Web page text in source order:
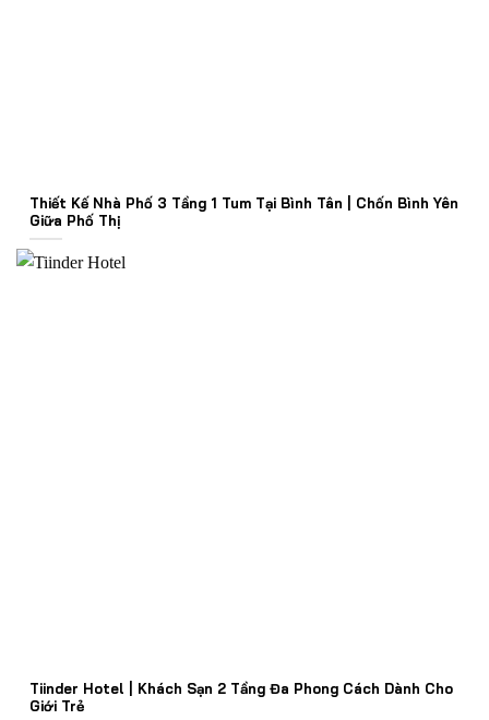
Thiết Kế Nhà Phố 3 Tầng 1 Tum Tại Bình Tân | Chốn Bình Yên
Giữa Phố Thị
Tiinder Hotel | Khách Sạn 2 Tầng Đa Phong Cách Dành Cho
Giới Trẻ